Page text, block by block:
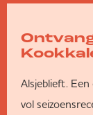
Alsjeblieft.
vol